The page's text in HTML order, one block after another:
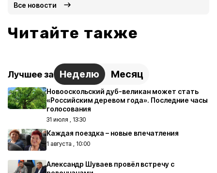
Все новости
Читайте также
Лучшее за Неделю Месяц
Новооскольский дуб-великан может стать
«Российским деревом года». Последние часы
голосования
31 июля , 13:30
Каждая поездка – новые впечатления
1 августа , 10:00
Александр Шуваев провёл встречу с